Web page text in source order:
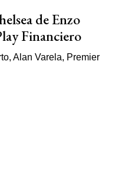
de Enzo
Financiero